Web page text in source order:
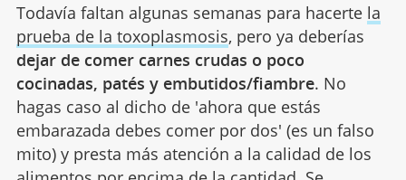
Todavía faltan algunas semanas para hacerte la
prueba de la toxoplasmosis, pero ya deberías
dejar de comer carnes crudas o poco
cocinadas, patés y embutidos/fiambre. No
hagas caso al dicho de 'ahora que estás
embarazada debes comer por dos' (es un falso
mito) y presta más atención a la calidad de los